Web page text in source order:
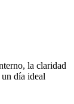
la claridad
día ideal